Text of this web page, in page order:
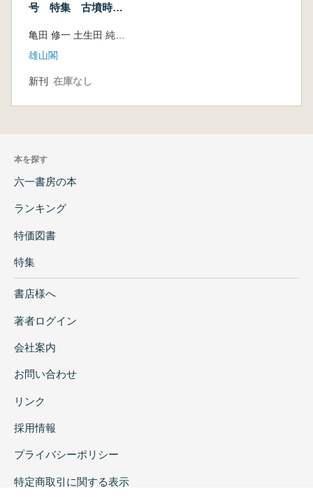
号 特集 古墳時
雄山閣
新刊 在庫なし
本を探す
六一書房の本
ランキング
特価図書
特集
書店様へ
著者ログイン
会社案内
お問い合わせ
リンク
採用情報
プライバシーポリシー
特定商取引に関する表示